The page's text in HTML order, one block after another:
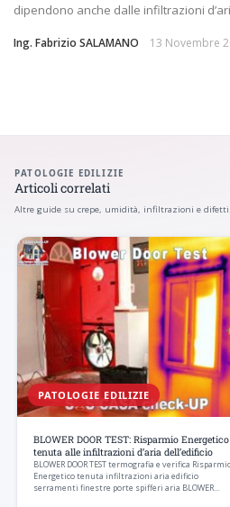
dipendono anche dalle infiltrazioni
Ing. Fabrizio SALAMANO 13 Novembre
PATOLOGIE EDILIZIE
Articoli correlati
Altre guide su crepe, umidità, infiltrazioni e difetti.
PATOLOGIE EDILIZIE
BLOWER DOOR TEST: Risparmio
tenuta alle infiltrazioni d’aria dell’edificio
BLOWER DOOR TEST termografia e verifica
Energetico tenuta infiltrazioni aria edificio
serramenti finestre porte spifferi aria BLOWER